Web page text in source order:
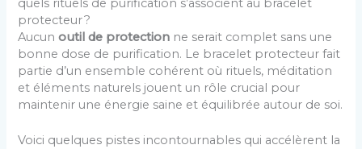
quels rituels de purification s’associent au bracelet
protecteur ?
Aucunoutil de protection ne serait complet sans une
bonne dose de purification. Le bracelet protecteur fait
partie d’un ensemble cohérent où rituels, méditation
et éléments naturels jouent un rôle crucial pour
maintenir une énergie saine et équilibrée autour de soi.
Voici quelques pistes incontournables qui accélèrent la